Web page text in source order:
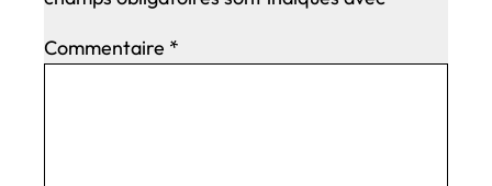
Commentaire *